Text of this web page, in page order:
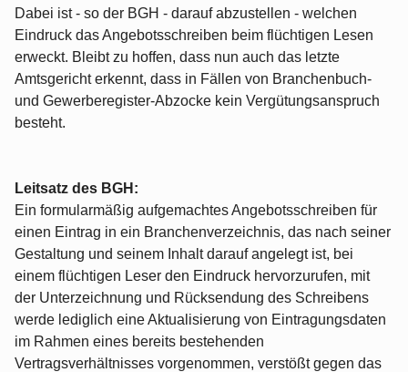
Dabei ist - so der BGH - darauf abzustellen - welchen
Eindruck das Angebotsschreiben beim flüchtigen Lesen
erweckt. Bleibt zu hoffen, dass nun auch das letzte
Amtsgericht erkennt, dass in Fällen von Branchenbuch-
und Gewerberegister-Abzocke kein Vergütungsanspruch
besteht.
Leitsatz des BGH:
Ein formularmäßig aufgemachtes Angebotsschreiben für
einen Eintrag in ein Branchenverzeichnis, das nach seiner
Gestaltung und seinem Inhalt darauf angelegt ist, bei
einem flüchtigen Leser den Eindruck hervorzurufen, mit
der Unterzeichnung und Rücksendung des Schreibens
werde lediglich eine Aktualisierung von Eintragungsdaten
im Rahmen eines bereits bestehenden
Vertragsverhältnisses vorgenommen, verstößt gegen das